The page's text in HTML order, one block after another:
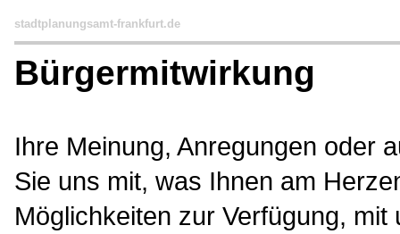
stadtplanungsamt-frankfurt.de
Bürgermitwirkung
Ihre Meinung, Anregungen oder
Sie uns mit, was Ihnen am
Möglichkeiten zur Verfügung,